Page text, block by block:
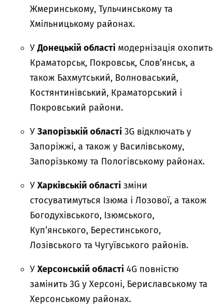
Жмеринському, Тульчинському та
Хмільницькому районах.
УДонецькій області модернізація охопить
Краматорськ, Покровськ, Слов’янськ, а
також Бахмутський, Волноваський,
Костянтинівський, Краматорський і
Покровський райони.
У Запорізькій області 3G відключать у
Запоріжжі, а також у Василівському,
Запорізькому та Пологівському районах.
У Харківській області зміни
стосуватимуться Ізюма і Лозової, а також
Богодухівського, Ізюмського,
Куп’янського, Берестинського,
Лозівського та Чугуївського районів.
У Херсонській області 4G повністю
замінить 3G у Херсоні, Бериславському та
Херсонському районах.